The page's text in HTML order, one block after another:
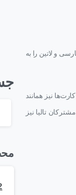
و لاتین را به
این سیم کارت‌ها نیز همانند
89 و 220 ریال هزینه به دنبال دارد. مشترکان تالیا نیز